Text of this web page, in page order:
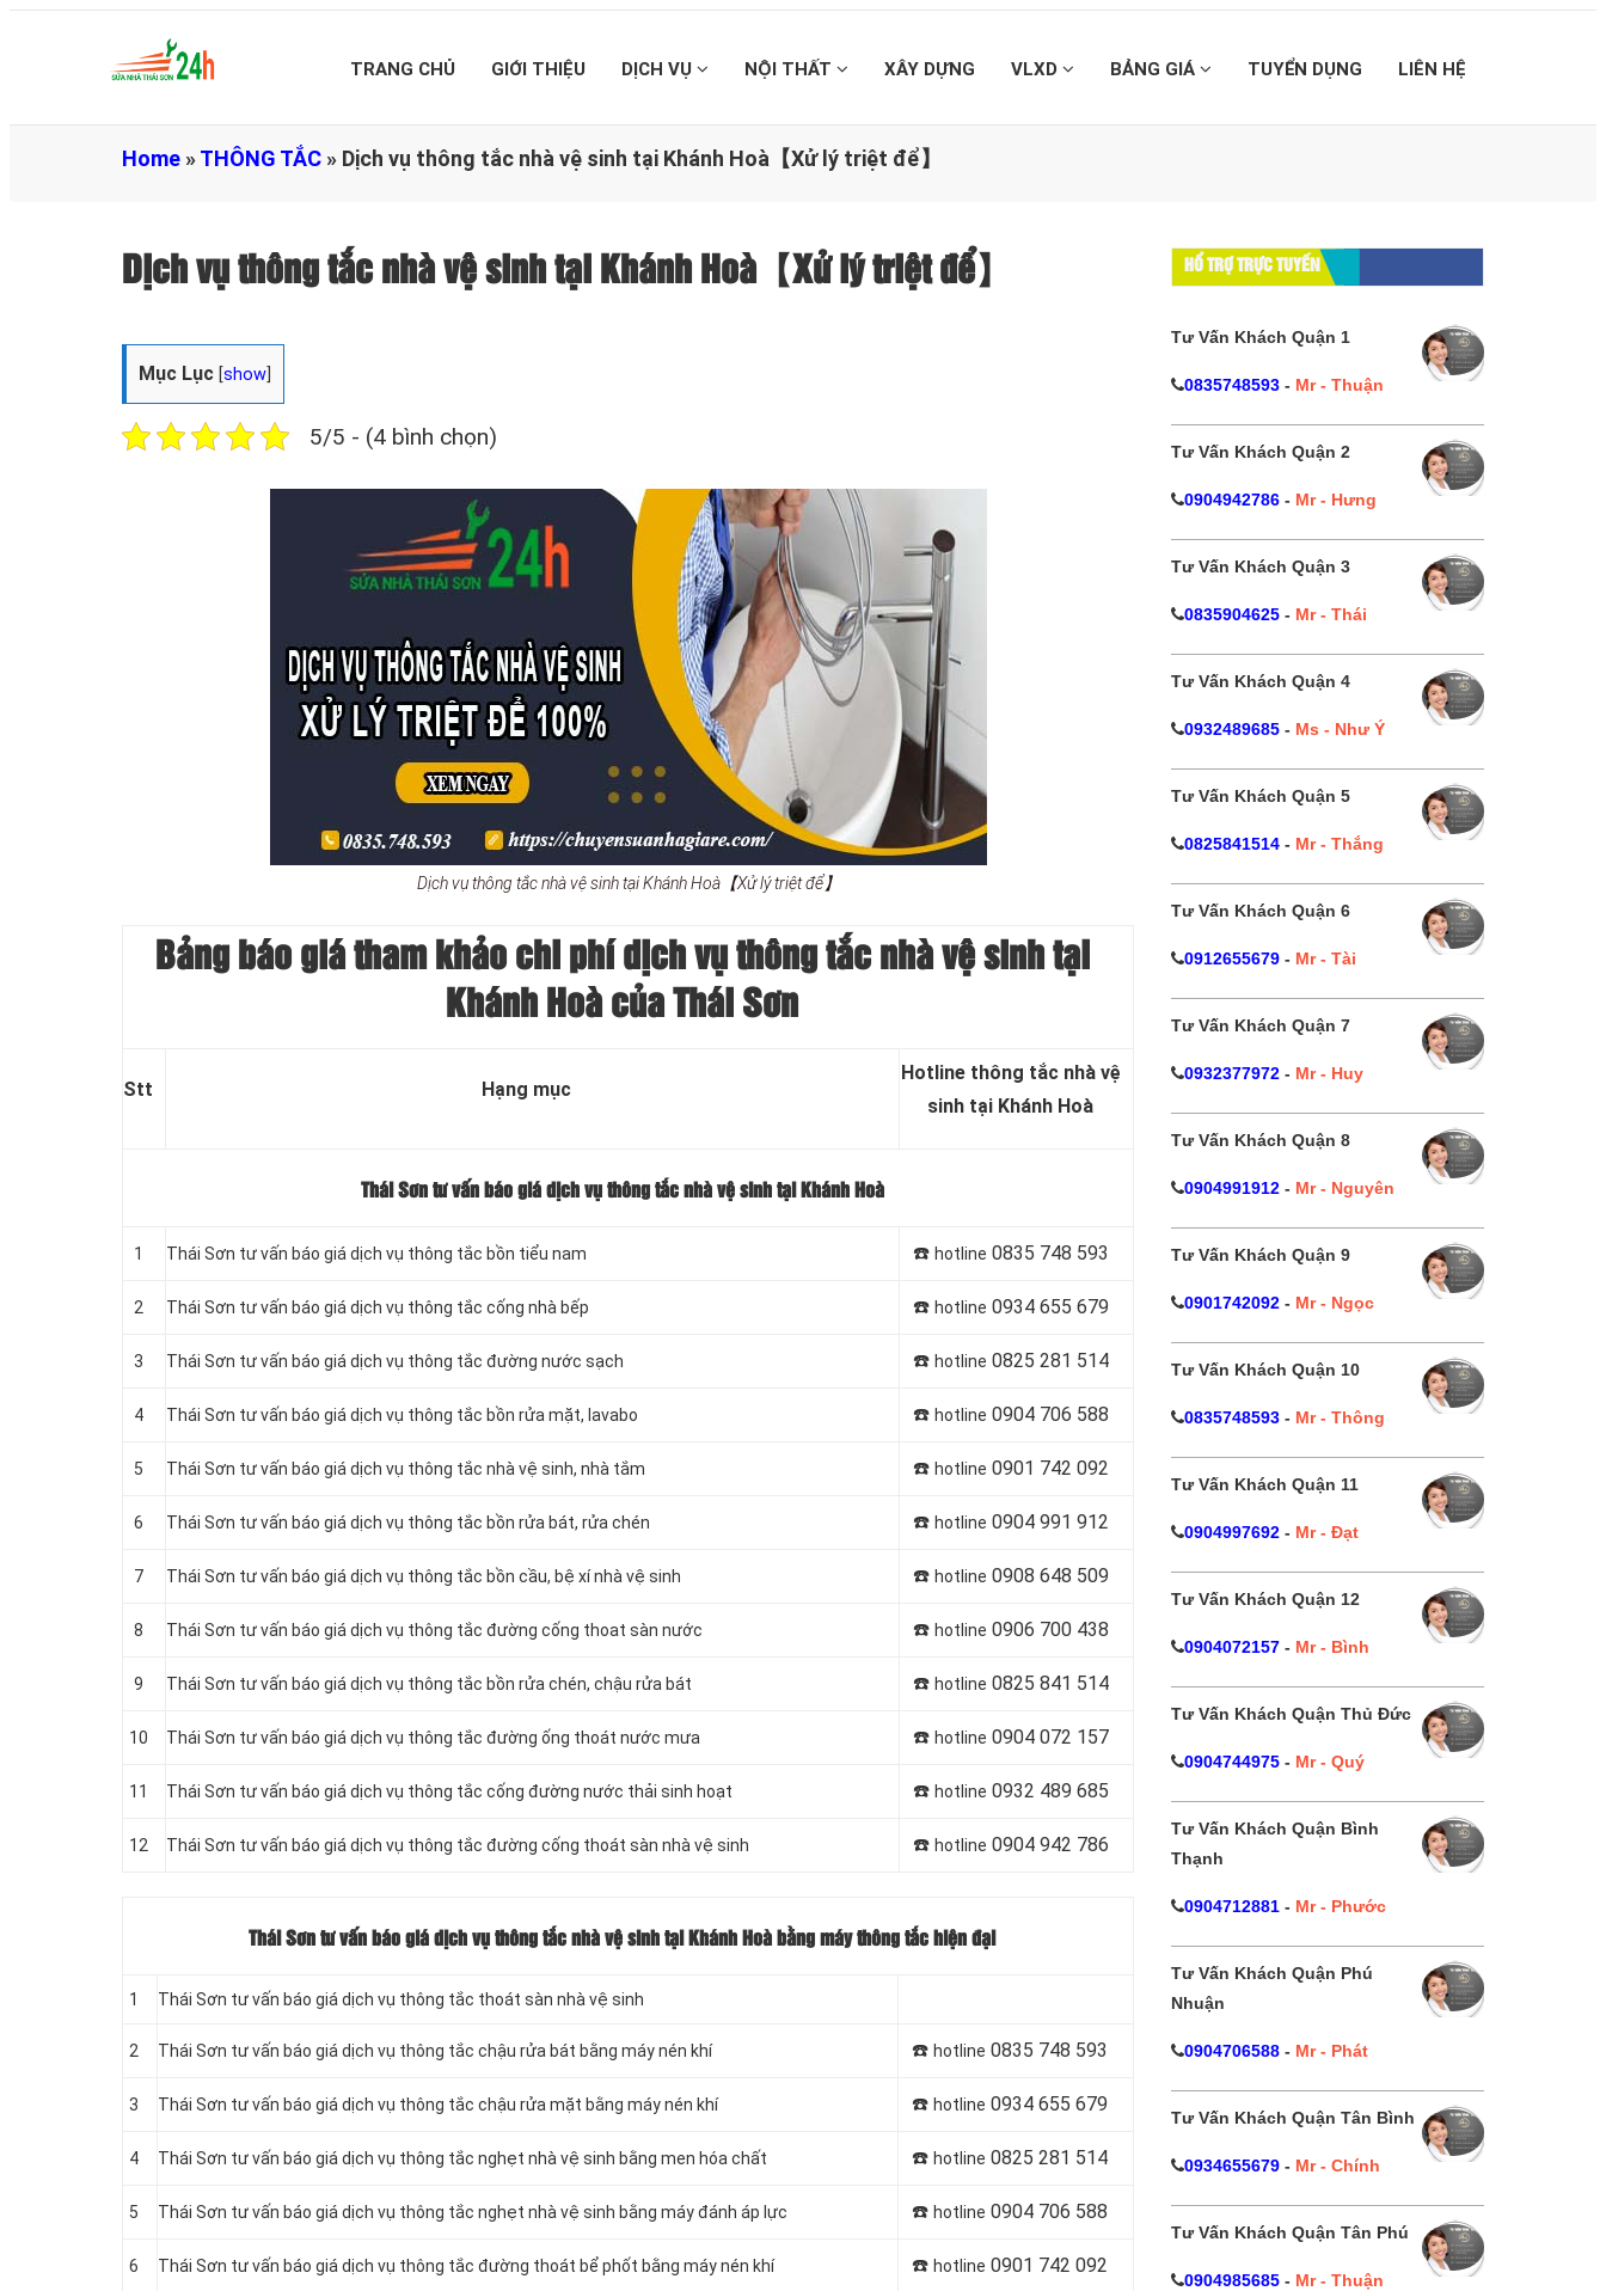
TRANG CHỦ GIỚI THIỆU DỊCH VỤ NỘI THẤT XÂY DỰNG VLXD BẢNG GIÁ TUYỂN DỤNG LIÊN HỆ
Home »THÔNG TẮC » Dịch vụ thông tắc nhà vệ sinh tại Khánh Hoà【Xử lý triệt để】
Dịch vụ thông tắc nhà vệ sinh tại Khánh Hoà【Xử lý triệt để】
Mục Lục [show
5/5 - (4 bình chọn)
Dịch vụ thông tắc nhà vệ sinh tại Khánh Hoà【Xử lý triệt để】
Bảng báo giá tham khảo chi phí dịch vụ thông tắc nhà vệ sinh tại
Khánh Hoà của Thái Sơn
Stt Hạng mục
Hotline thông tắc nhà vệ
sinh tại Khánh Hoà
Thái Sơn tư vấn báo giá dịch vụ thông tắc nhà vệ sinh tại Khánh Hoà
1 Thái Sơn tư vấn báo giá dịch vụ thông tắc bồn tiểu nam ☎️ hotline 0835 748 593
2 Thái Sơn tư vấn báo giá dịch vụ thông tắc cống nhà bếp ☎️ hotline 0934 655 679
3 Thái Sơn tư vấn báo giá dịch vụ thông tắc đường nước sạch ☎️ hotline 0825 281 514
4 Thái Sơn tư vấn báo giá dịch vụ thông tắc bồn rửa mặt, lavabo ☎️ hotline 0904 706 588
5 Thái Sơn tư vấn báo giá dịch vụ thông tắc nhà vệ sinh, nhà tắm ☎️ hotline 0901 742 092
6 Thái Sơn tư vấn báo giá dịch vụ thông tắc bồn rửa bát, rửa chén ☎️ hotline 0904 991 912
7 Thái Sơn tư vấn báo giá dịch vụ thông tắc bồn cầu, bệ xí nhà vệ sinh ☎️ hotline 0908 648 509
8 Thái Sơn tư vấn báo giá dịch vụ thông tắc đường cống thoat sàn nước ☎️ hotline 0906 700 438
9 Thái Sơn tư vấn báo giá dịch vụ thông tắc bồn rửa chén, chậu rửa bát ☎️ hotline 0825 841 514
10 Thái Sơn tư vấn báo giá dịch vụ thông tắc đường ống thoát nước mưa ☎️ hotline 0904 072 157
11 ‎Thái Sơn tư vấn báo giá dịch vụ thông tắc cống đường nước thải sinh hoạt ☎️ hotline 0932 489 685
12 Thái Sơn tư vấn báo giá dịch vụ thông tắc đường cống thoát sàn nhà vệ sinh ☎️ hotline 0904 942 786
Thái Sơn tư vấn báo giá dịch vụ thông tắc nhà vệ sinh tại Khánh Hoà bằng máy thông tắc hiện đại
1 Thái Sơn tư vấn báo giá dịch vụ thông tắc thoát sàn nhà vệ sinh
2 Thái Sơn tư vấn báo giá dịch vụ thông tắc chậu rửa bát bằng máy nén khí ☎️ hotline 0835 748 593
3 Thái Sơn tư vấn báo giá dịch vụ thông tắc chậu rửa mặt bằng máy nén khí ☎️ hotline 0934 655 679
4 Thái Sơn tư vấn báo giá dịch vụ thông tắc nghẹt nhà vệ sinh bằng men hóa chất ☎️ hotline 0825 281 514
5 Thái Sơn tư vấn báo giá dịch vụ thông tắc nghẹt nhà vệ sinh bằng máy đánh áp lực ☎️ hotline 0904 706 588
6 Thái Sơn tư vấn báo giá dịch vụ thông tắc đường thoát bể phốt bằng máy nén khí ☎️ hotline 0901 742 092
HỔ TRỢ TRỰC TUYẾN
Tư Vấn Khách Quận 1
0835748593- Mr - Thuận
Tư Vấn Khách Quận 2
0904942786- Mr - Hưng
Tư Vấn Khách Quận 3
0835904625- Mr - Thái
Tư Vấn Khách Quận 4
0932489685- Ms - Như Ý
Tư Vấn Khách Quận 5
0825841514- Mr - Thắng
Tư Vấn Khách Quận 6
0912655679- Mr - Tài
Tư Vấn Khách Quận 7
0932377972- Mr - Huy
Tư Vấn Khách Quận 8
0904991912- Mr - Nguyên
Tư Vấn Khách Quận 9
0901742092- Mr - Ngọc
Tư Vấn Khách Quận 10
0835748593- Mr - Thông
Tư Vấn Khách Quận 11
0904997692- Mr - Đạt
Tư Vấn Khách Quận 12
0904072157- Mr - Bình
Tư Vấn Khách Quận Thủ Đức
0904744975- Mr - Quý
Tư Vấn Khách Quận Bình
Thạnh
0904712881- Mr - Phước
Tư Vấn Khách Quận Phú
Nhuận
0904706588- Mr - Phát
Tư Vấn Khách Quận Tân Bình
0934655679- Mr - Chính
Tư Vấn Khách Quận Tân Phú
0904985685- Mr - Thuận